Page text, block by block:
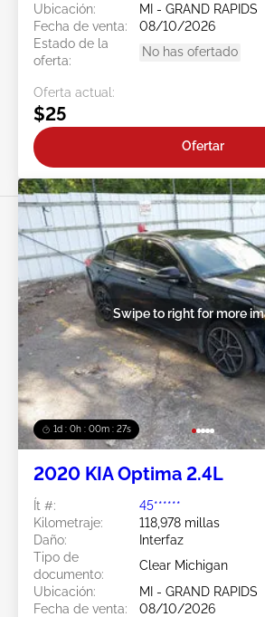
Ubicación:
MI - GRAND RAPIDS
Fecha de venta:
08/10/2026
Estado de la
oferta:
No has ofertado
Oferta actual:
$25
Ofertar
1d : 0h : 00m : 24s
Swipe to right for more
2020 KIA Optima 2.4L
Ít #:
45******
Kilometraje:
118,978 millas
Daño:
Interfaz
Tipo de
documento:
Clear Michigan
Ubicación:
MI - GRAND RAPIDS
Fecha de venta:
08/10/2026